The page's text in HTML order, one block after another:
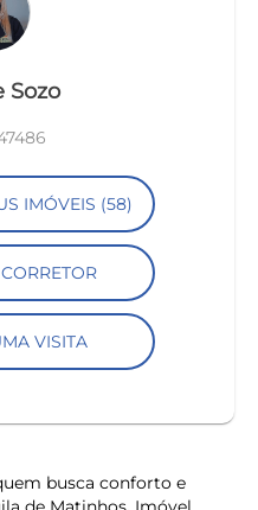
Sozo
IMÓVEIS (58)
VISITA
busca conforto e